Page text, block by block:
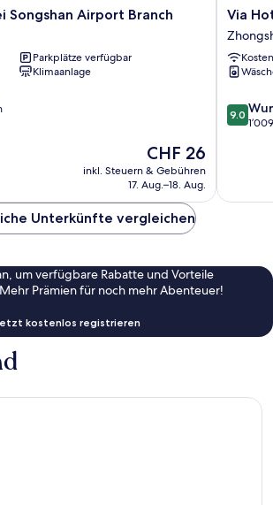
Songshan Airport Branch
Parkplätze verfügbar
Klimaanlage
Der
Preis
beträgt
CHF 26
inkl. Steuern & Gebühren
17. Aug.–18. Aug.
Via
Hotel
Loft
Via
9.0
von
9.0
Unterkünfte vergleichen
um verfügbare Rabatte und Vorteile
Prämien für noch mehr Abenteuer!
kostenlos registrieren